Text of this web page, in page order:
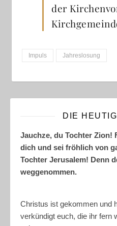
der
Impuls Jahreslosung
DIE
Jauchze, du Tochter Zion!
dich und sei fröhlich von
Tochter Jerusalem! Denn
weggenommen.
Christus ist gekommen und
verkündigt euch, die ihr fern